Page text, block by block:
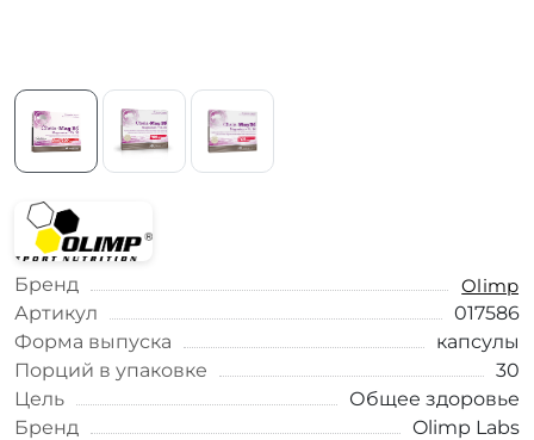
Бренд
Olimp
Артикул
017586
Форма выпуска
капсулы
Порций в упаковке
30
Цель
Общее здоровье
Бренд
Olimp Labs